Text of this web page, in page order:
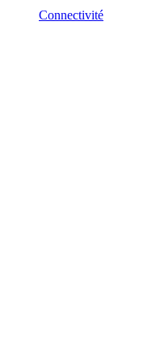
Connectivité